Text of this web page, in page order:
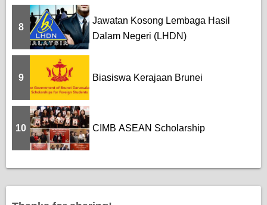
8
Jawatan Kosong Lembaga Hasil
Dalam Negeri (LHDN)
9 Biasiswa Kerajaan Brunei
10 CIMB ASEAN Scholarship